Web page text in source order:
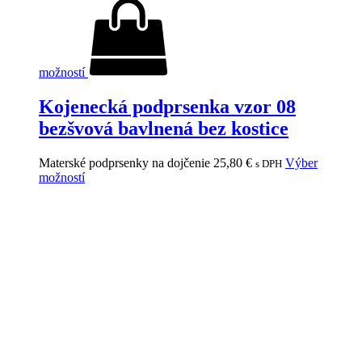
možností
Kojenecká podprsenka vzor 08
bezšvová bavlnená bez kostice
Materské podprsenky na dojčenie 25,80 € s DPH Výber
možností